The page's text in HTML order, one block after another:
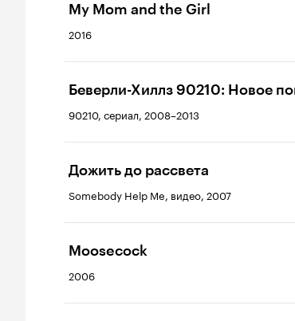
My Mom and the Girl
2016
Беверли-Хиллз 90210: Новое
90210, сериал, 2008–2013
Дожить до рассвета
Somebody Help Me, видео, 2007
Moosecock
2006